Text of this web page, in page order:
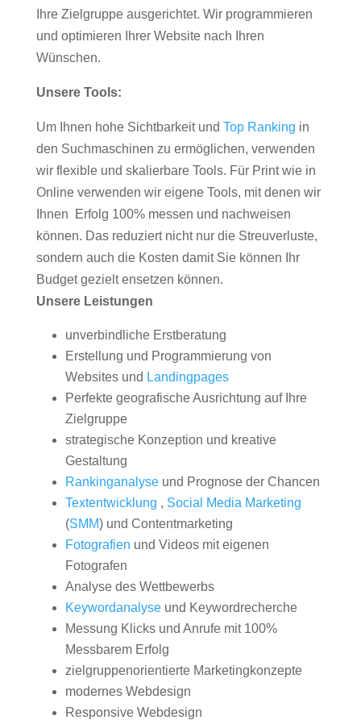
Ihre Zielgruppe ausgerichtet. Wir programmieren
und optimieren Ihrer Website nach Ihren
Wünschen.
Unsere Tools:
Um Ihnen hohe Sichtbarkeit und Top Ranking in
den Suchmaschinen zu ermöglichen, verwenden
wir flexible und skalierbare Tools. Für Print wie in
Online verwenden wir eigene Tools, mit denen wir
Ihnen Erfolg 100% messen und nachweisen
können. Das reduziert nicht nur die Streuverluste,
sondern auch die Kosten damit Sie können Ihr
Budget gezielt ensetzen können.
Unsere Leistungen
unverbindliche Erstberatung
Erstellung und Programmierung von
Websites und Landingpages
Perfekte geografische Ausrichtung auf Ihre
Zielgruppe
strategische Konzeption und kreative
Gestaltung
Rankinganalyseund Prognose der Chancen
Textentwicklung , Social Media Marketing
(SMM) und Contentmarketing
Fotografien und Videos mit eigenen
Fotografen
Analyse des Wettbewerbs
Keywordanalyseund Keywordrecherche
Messung Klicks und Anrufe mit 100%
Messbarem Erfolg
zielgruppenorientierte Marketingkonzepte
modernes Webdesign
Responsive Webdesign